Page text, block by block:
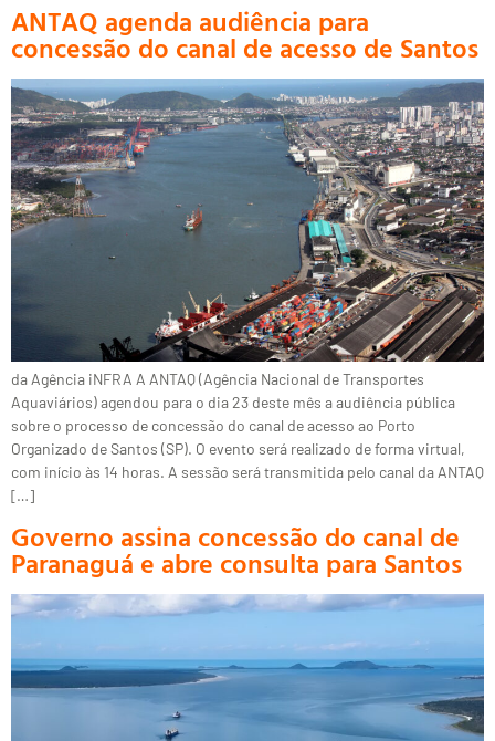
ANTAQ agenda audiência para
concessão do canal de acesso de Santos
da Agência iNFRA A ANTAQ (Agência Nacional de Transportes
Aquaviários) agendou para o dia 23 deste mês a audiência pública
sobre o processo de concessão do canal de acesso ao Porto
Organizado de Santos (SP). O evento será realizado de forma virtual,
com início às 14 horas. A sessão será transmitida pelo canal da ANTAQ
[…]
Governo assina concessão do canal de
Paranaguá e abre consulta para Santos